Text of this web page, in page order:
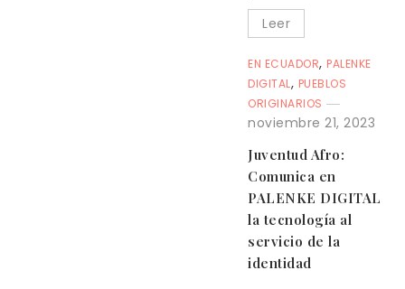
Leer
EN ECUADOR, PALENKE
DIGITAL, PUEBLOS
ORIGINARIOS
noviembre 21, 2023
Juventud Afro:
Comunica en
PALENKE DIGITAL
la tecnología al
servicio de la
identidad